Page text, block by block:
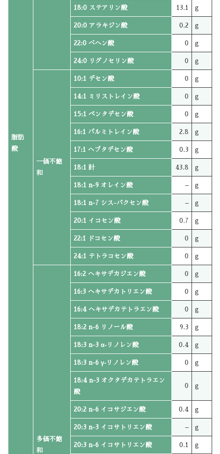
脂肪
酸
18:0 ステアリン酸 13.1 g
20:0 アラキジン酸 0.2 g
22:0 ベヘン酸 0 g
24:0 リグノセリン酸 0 g
一価不飽
和
10:1 デセン酸 0 g
14:1 ミリストレイン酸 0 g
15:1 ペンタデセン酸 0 g
16:1 パルミトレイン酸 2.8 g
17:1 ヘプタデセン酸 0.3 g
18:1 計 43.8 g
18:1 n-9 オレイン酸 – g
18:1 n-7 シス-バクセン酸 – g
20:1 イコセン酸 0.7 g
22:1 ドコセン酸 0 g
24:1 テトラコセン酸 0 g
多価不飽
和
16:2 ヘキサデカジエン酸 0 g
16:3 ヘキサデカトリエン酸 0 g
16:4 ヘキサデカテトラエン酸 0 g
18:2 n-6 リノール酸 9.3 g
18:3 n-3 α‐リノレン酸 0.4 g
18:3 n-6 γ‐リノレン酸 0 g
18:4 n-3 オクタデカテトラエン
酸
0 g
20:2 n-6 イコサジエン酸 0.4 g
20:3 n-3 イコサトリエン酸 – g
20:3 n-6 イコサトリエン酸 0.1 g